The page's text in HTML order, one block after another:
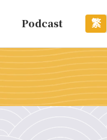
Podcast 繁